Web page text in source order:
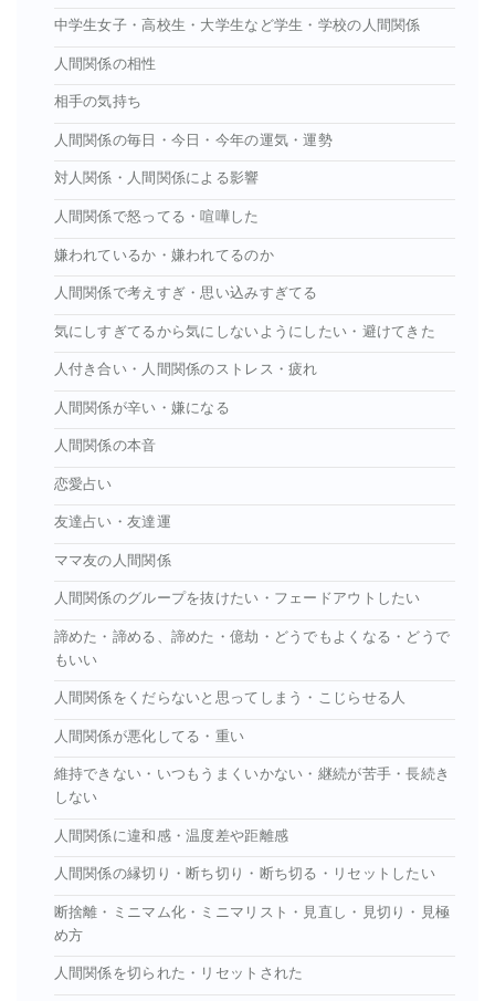
中学生女子・高校生・大学生など学生・学校の人間関係
人間関係の相性
相手の気持ち
人間関係の毎日・今日・今年の運気・運勢
対人関係・人間関係による影響
人間関係で怒ってる・喧嘩した
嫌われているか・嫌われてるのか
人間関係で考えすぎ・思い込みすぎてる
気にしすぎてるから気にしないようにしたい・避けてきた
人付き合い・人間関係のストレス・疲れ
人間関係が辛い・嫌になる
人間関係の本音
恋愛占い
友達占い・友達運
ママ友の人間関係
人間関係のグループを抜けたい・フェードアウトしたい
諦めた・諦める、諦めた・億劫・どうでもよくなる・どうで
もいい
人間関係をくだらないと思ってしまう・こじらせる人
人間関係が悪化してる・重い
維持できない・いつもうまくいかない・継続が苦手・長続き
しない
人間関係に違和感・温度差や距離感
人間関係の縁切り・断ち切り・断ち切る・リセットしたい
断捨離・ミニマム化・ミニマリスト・見直し・見切り・見極
め方
人間関係を切られた・リセットされた